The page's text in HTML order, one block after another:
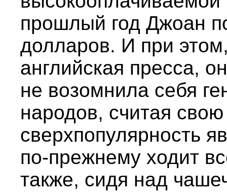
прошлый год Джоан
долларов. И при
английская пресса,
не возомнила себя
народов, считая
сверхпопулярность
по-прежнему ходит
также, сидя над